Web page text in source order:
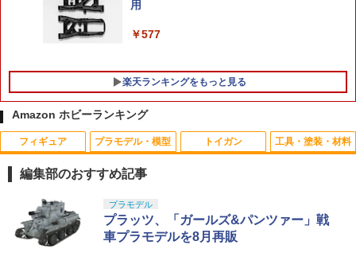
￥7,450
用
￥577
楽天ランキングをもっと見る
Amazon ホビーランキング
フィギュア
タカラトミー(TAKARA TOMY) T-SPAR
K トランスフォーマー ニューレジェンズ
NL-07 サウンドウェーブ 可動フィギュア
プラモデル・模型
BANDAI SPIRITS(バンダイ スピリッツ)
30MS SIS-J00 メルンジャ[カラーA] 色
分け済みプラモデル
トイガン
東京マルイ(TOKYO MARUI) No.25 コル
ト ガバメント HG 18歳以上エアーHOP
ハンドガン
工具・塗装・材料
GSIクレオス Mr.トップコート 水性プレ
ミアムトップコートスプレー 光沢 88ml
ホビー用仕上材 B601
編集部のおすすめ記事
プラモデル
プラッツ、「ガールズ&パンツァー」戦
車プラモデルを8月再販